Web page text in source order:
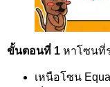
ขั้นตอนที่ 1 หาโซนที่
เหนือโซน